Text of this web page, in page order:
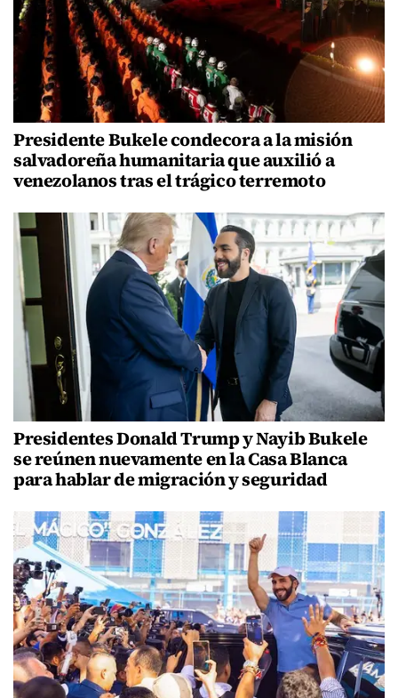
Presidente Bukele condecora a la misión
salvadoreña humanitaria que auxilió a
venezolanos tras el trágico terremoto
Presidentes Donald Trump y Nayib Bukele
se reúnen nuevamente en la Casa Blanca
para hablar de migración y seguridad